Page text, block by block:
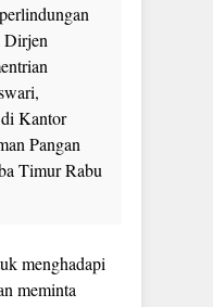
Dirjen
Kantor
Pangan
Timur Rabu
menghadapi
meminta